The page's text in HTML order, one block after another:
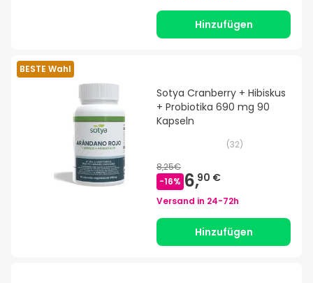
Hinzufügen
BESTE Wahl
Sotya Cranberry + Hibiskus
+ Probiotika 690 mg 90
Kapseln
(32)
8,25€
-16% 6,90 €
Versand in 24-72h
Hinzufügen